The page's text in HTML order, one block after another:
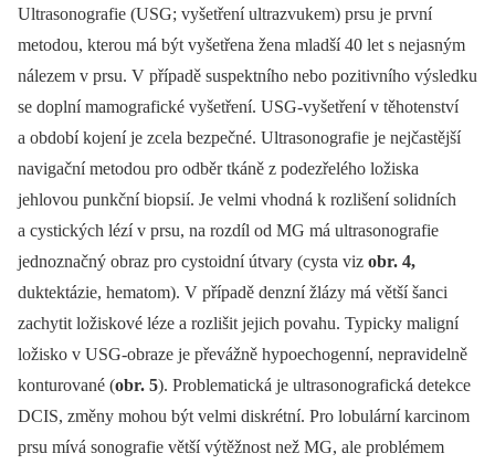
Ultrasonografie (USG; vyšetření ultrazvukem) prsu je první
metodou, kterou má být vyšetřena žena mladší 40 let s nejasným
nálezem v prsu. V případě suspektního nebo pozitivního výsledku
se doplní mamografické vyšetření. USG-vyšetření v těhotenství
a období kojení je zcela bezpečné. Ultrasonografie je nejčastější
navigační metodou pro odběr tkáně z podezřelého ložiska
jehlovou punkční biopsií. Je velmi vhodná k rozlišení solidních
a cystických lézí v prsu, na rozdíl od MG má ultrasonografie
jednoznačný obraz pro cystoidní útvary (cysta viz obr. 4,
duktektázie, hematom). V případě denzní žlázy má větší šanci
zachytit ložiskové léze a rozlišit jejich povahu. Typicky maligní
ložisko v USG-obraze je převážně hypoechogenní, nepravidelně
konturované (obr. 5). Problematická je ultrasonografická detekce
DCIS, změny mohou být velmi diskrétní. Pro lobulární karcinom
prsu mívá sonografie větší výtěžnost než MG, ale problémem